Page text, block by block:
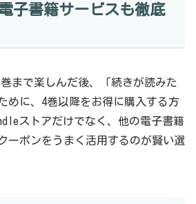
子書籍サービスも徹底
まで楽しんだ後、「続きが読みた
めに、4巻以降をお得に購入する方
ストアだけでなく、他の電子書籍
ーポンをうまく活用するのが賢い選